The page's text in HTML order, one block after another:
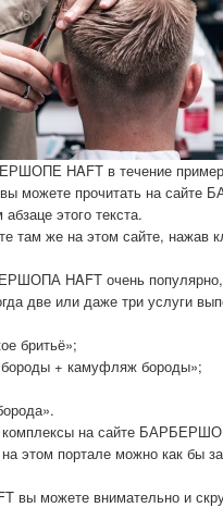
HAFT в течение
вы можете прочитать на
этого текста.
там же на этом сайте, нажав
HAFT очень
две или даже три услуги
бритьё»;
+ камуфляж бороды»;
на сайте
этом портале можно как бы
можете внимательно и